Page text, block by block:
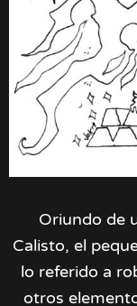
Oriundo de
Calisto, el
lo referido a
otros